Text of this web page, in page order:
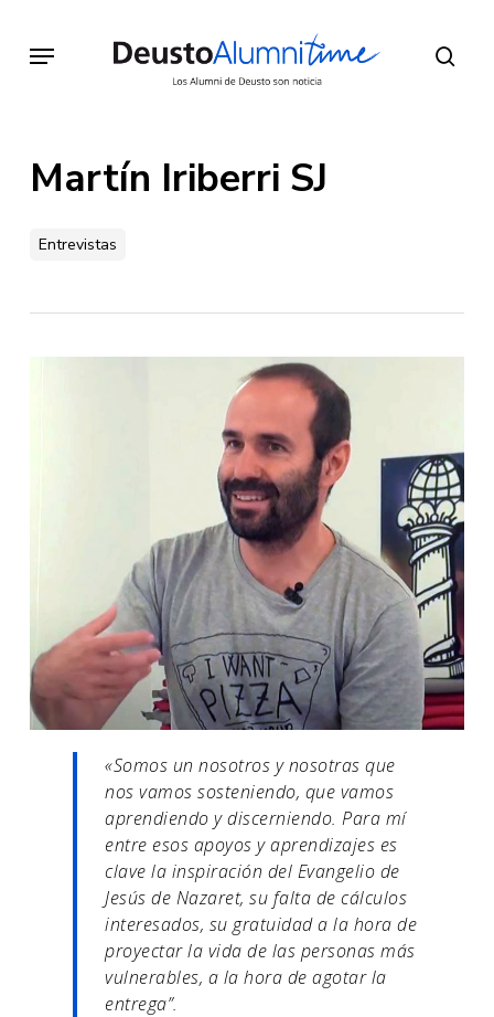
main
Menu
Martín Iriberri SJ
Entrevistas
«Somos un nosotros y nosotras que
nos vamos sosteniendo, que vamos
aprendiendo y discerniendo. Para mí
entre esos apoyos y aprendizajes es
clave la inspiración del Evangelio de
Jesús de Nazaret, su falta de cálculos
interesados, su gratuidad a la hora de
proyectar la vida de las personas más
vulnerables, a la hora de agotar la
entrega”.